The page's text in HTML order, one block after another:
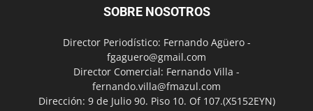
SOBRE NOSOTROS
Director Periodístico: Fernando Agüero -
fgaguero@gmail.com
Director Comercial: Fernando Villa -
fernando.villa@fmazul.com
Dirección: 9 de Julio 90. Piso 10. Of 107.(X5152EYN)